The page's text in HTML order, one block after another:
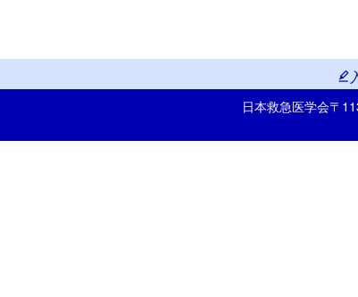
日本救急医学会〒